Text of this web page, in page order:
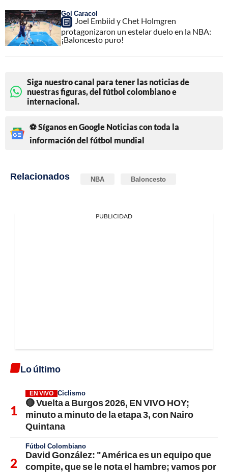
Gol Caracol
Joel Embiid y Chet Holmgren
protagonizaron un estelar duelo en la NBA:
¡Baloncesto puro!
Siga nuestro canal para tener las noticias de
nuestras figuras, del fútbol colombiano e
internacional.
⚽ Síganos en Google Noticias con toda la
información del fútbol mundial
Relacionados NBA Baloncesto
PUBLICIDAD
Lo último
EN VIVO Ciclismo
🔴 Vuelta a Burgos 2026, EN VIVO HOY;
minuto a minuto de la etapa 3, con Nairo
Quintana
Fútbol Colombiano
David González: "América es un equipo que
compite, que se le nota el hambre; vamos por